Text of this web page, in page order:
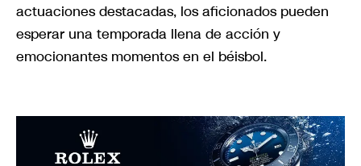
actuaciones destacadas, los aficionados pueden
esperar una temporada llena de acción y
emocionantes momentos en el béisbol.